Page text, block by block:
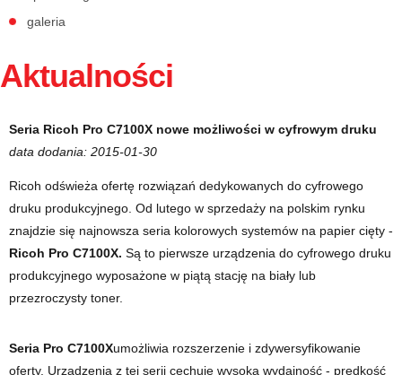
galeria
Aktualności
Seria Ricoh Pro C7100X nowe możliwości w cyfrowym druku
data dodania: 2015-01-30
Ricoh odświeża ofertę rozwiązań dedykowanych do cyfrowego
druku produkcyjnego. Od lutego w sprzedaży na polskim rynku
znajdzie się najnowsza seria kolorowych systemów na papier cięty -
Ricoh Pro C7100X. Są to pierwsze urządzenia do cyfrowego druku
produkcyjnego wyposażone w piątą stację na biały lub
przezroczysty toner.
Seria Pro C7100Xumożliwia rozszerzenie i zdywersyfikowanie
oferty. Urządzenia z tej serii cechuje wysoka wydajność - prędkość